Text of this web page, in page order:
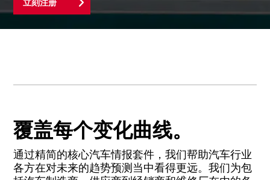
立刻注册
覆盖每个变化曲线。
通过精简的核心汽车情报套件，我们帮助汽车行业
各方在对未来的趋势预测当中看得更远。我们为包